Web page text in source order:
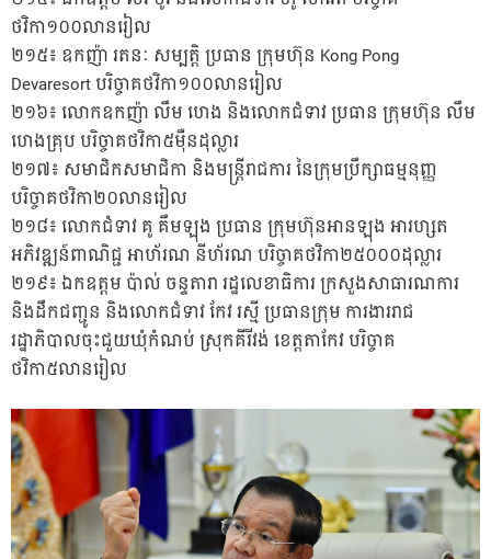
ថវិកា១០០លានរៀល
២១៥៖ ឧកញ៉ា រតនៈ សម្បត្តិ ប្រធាន ក្រុមហ៊ុន Kong Pong
Devaresort បរិច្ចាគថវិកា១០០លានរៀល
២១៦៖ លោកឧកញ៉ា លឹម ហេង និងលោកជំទាវ ប្រធាន ក្រុមហ៊ុន លឹម
ហេងគ្រុប បរិច្ចាគថវិកា៥ម៉ឺនដុល្លារ
២១៧៖ សមាជិកសមាជិកា និងមន្ត្រីរាជការ នៃក្រុមប្រឹក្សាធម្មនុញ្ញ
បរិច្ចាគថវិកា២០លានរៀល
២១៨៖ លោកជំទាវ គូ គឹមឡុង ប្រធាន ក្រុមហ៊ុនអានឡុង អារហ្សត
អភិវឌ្ឍន៍ពាណិជ្ជ អាហ័រណ នីហ័រណ បរិច្ចាគថវិកា២៥០០០ដុល្លារ
២១៩៖ ឯកឧត្តម ប៉ាល់ ចន្ទតារា រដ្ឋលេខាធិការ ក្រសួងសាធារណការ
និងដឹកជញ្ជូន និងលោកជំទាវ កែវ រស្មី ប្រធានក្រុម ការងាររាជ
រដ្ឋាភិបាលចុះជួយឃុំកំណប់ ស្រុកគីរីវង់ ខេត្តតាកែវ បរិច្ចាគ
ថវិកា៥លានរៀល